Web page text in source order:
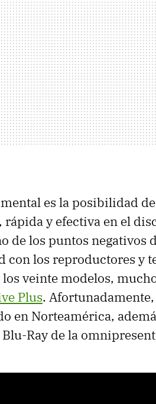
es la posibilidad
y efectiva en el
de los puntos negativos
con los reproductores y
los veinte modelos,
Plus.
en Norteamérica,
Ray de la